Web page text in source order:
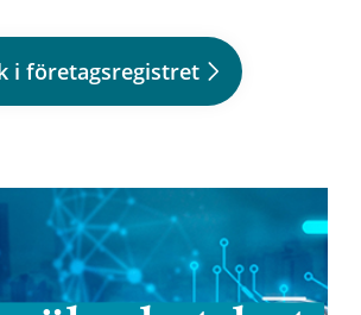
i företagsregistret